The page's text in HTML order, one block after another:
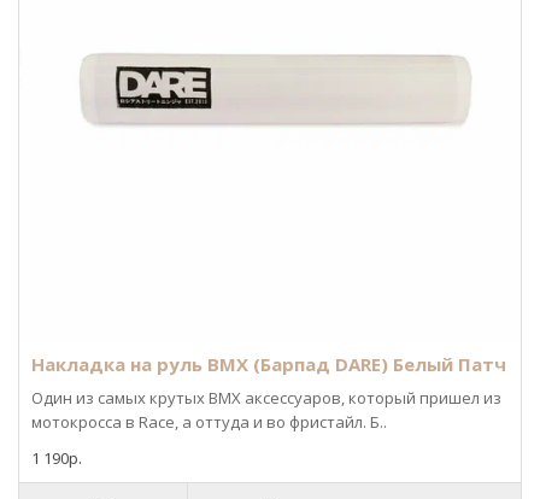
Накладка на руль BMX (Барпад DARE) Белый Патч
Один из самых крутых BMX аксессуаров, который пришел из
мотокросса в Race, а оттуда и во фристайл. Б..
1 190р.